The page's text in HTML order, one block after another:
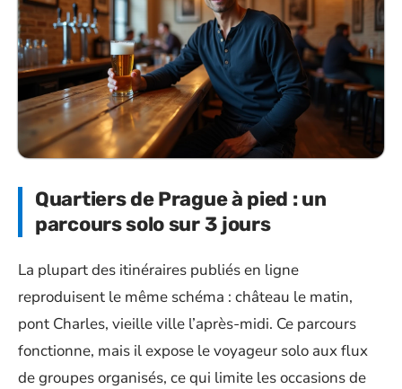
Quartiers de Prague à pied : un
parcours solo sur 3 jours
La plupart des itinéraires publiés en ligne
reproduisent le même schéma : château le matin,
pont Charles, vieille ville l’après-midi. Ce parcours
fonctionne, mais il expose le voyageur solo aux flux
de groupes organisés, ce qui limite les occasions de